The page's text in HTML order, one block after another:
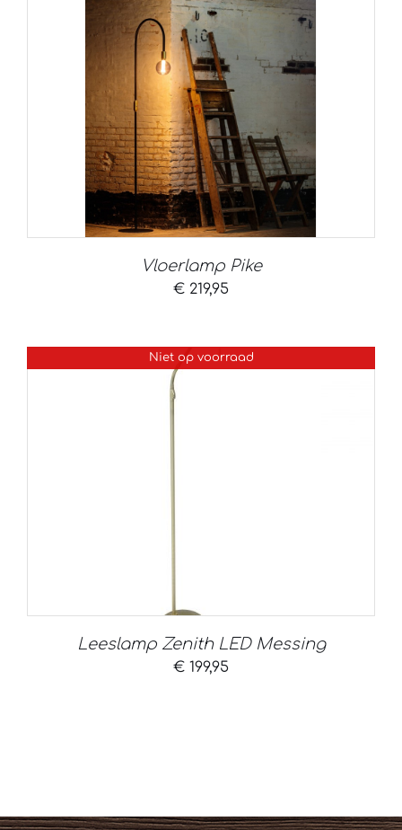
Vloerlamp Pike
€ 219,95
Niet op voorraad
Leeslamp Zenith LED Messing
€ 199,95